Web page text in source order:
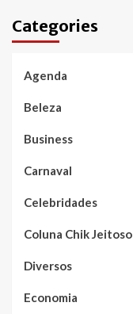
Categories
Agenda
Beleza
Business
Carnaval
Celebridades
Coluna Chik Jeitoso
Diversos
Economia